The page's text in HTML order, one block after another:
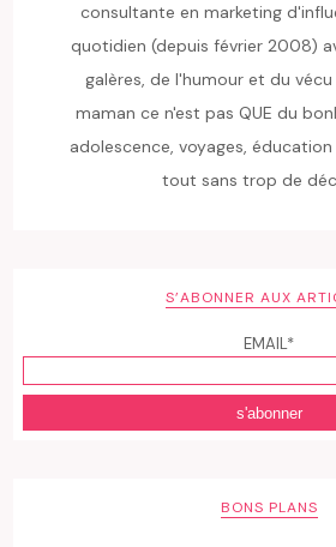
consultante en marketing
quotidien (depuis février 2008)
galères, de l'humour et du vécu
maman ce n'est pas QUE du
adolescence, voyages,
tout sans trop de
S’ABONNER AUX
EMAIL*
BONS PLANS